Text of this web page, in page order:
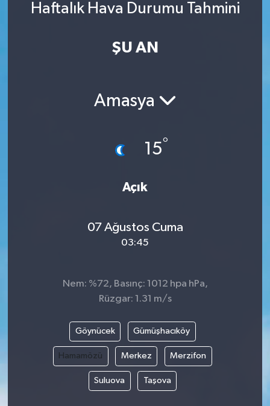
Haftalık Hava Durumu Tahmini
ŞU AN
Amasya
15°
Açık
07 Ağustos Cuma
03:45
Nem: %72, Basınç: 1012 hpa hPa,
Rüzgar: 1.31 m/s
Göynücek Gümüşhacıköy
Hamamözü Merkez Merzifon
Suluova Taşova